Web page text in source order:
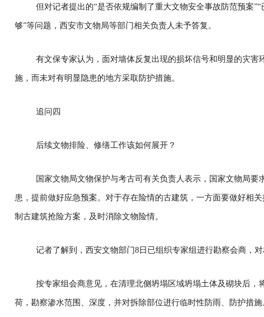
但对记者提出的“是否依规编制了重大文物安全事故防范预案
够”等问题，西安市文物局等部门相关负责人未予答复。
有文保专家认为，面对墙体反复出现的损坏信号和明显的灾害
施，而未对有明显隐患的地方采取防护措施。
追问四
后续文物排险、修缮工作该如何展开？
国家文物局文物保护与考古司有关负责人表示，国家文物局
患，提前做好应急预案。对于存在险情的古建筑，一方面要做好相
制古建筑抢险方案，及时消除文物险情。
记者了解到，西安文物部门8日已组织专家组进行勘察会商，
按专家组会商意见，在清理北侧坍塌区域坍塌土体及砌块后，
荷，勘察渗水范围、深度，并对拆除部位进行临时性防雨、防护措施